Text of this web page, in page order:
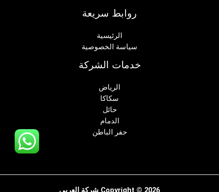
روابط سريعة
الرئيسية
سياسة الخصوصية
خدمات الشركة
الرياض
سكاكا
حائل
الدمام
حفر الباطن
Copyright © 2026 شركة العربي